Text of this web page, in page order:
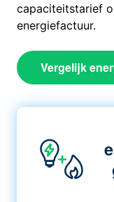
capaciteitstarief
energiefactuur.
Vergelijk